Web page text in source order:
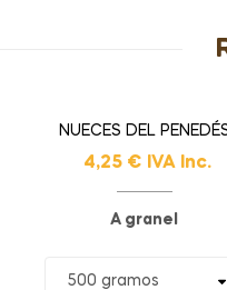
NUECES DEL
4,25 € IVA Inc.
A granel